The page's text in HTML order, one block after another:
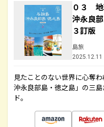
０３
沖永良
３訂版
島旅
2025.12.11
見たことのない世界に心奪
沖永良部島・徳之島」の三
ド。